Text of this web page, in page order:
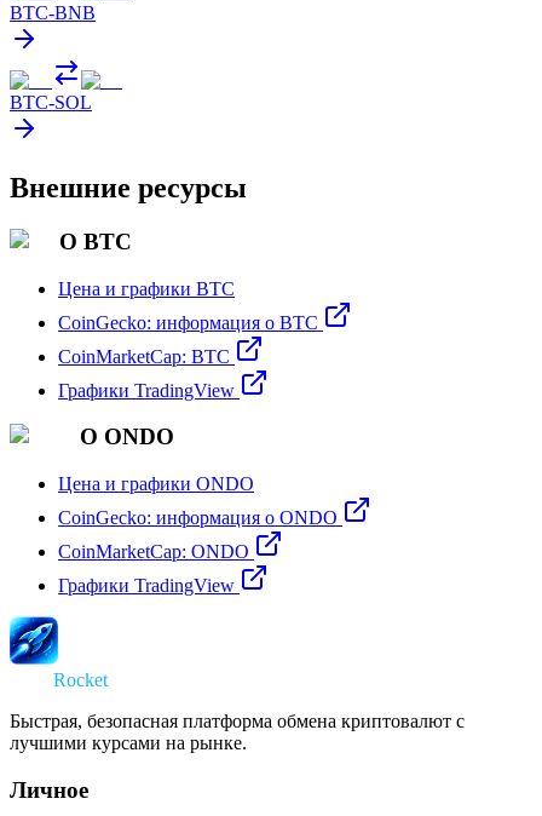
BTC-BNB
BTC-SOL
Внешние ресурсы
О BTC
Цена и графики BTC
CoinGecko: информация о BTC
CoinMarketCap: BTC
Графики TradingView
О ONDO
Цена и графики ONDO
CoinGecko: информация о ONDO
CoinMarketCap: ONDO
Графики TradingView
Rocket
Быстрая, безопасная платформа обмена криптовалют с
лучшими курсами на рынке.
Личное